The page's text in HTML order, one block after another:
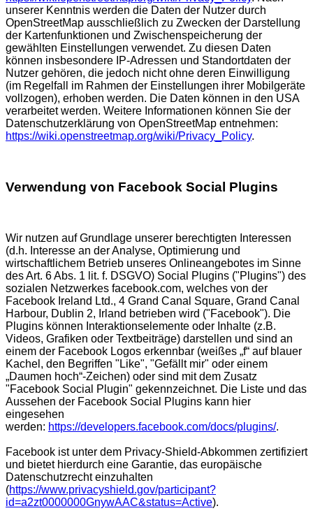
unserer Kenntnis werden die Daten der Nutzer durch
OpenStreetMap ausschließlich zu Zwecken der Darstellung
der Kartenfunktionen und Zwischenspeicherung der
gewählten Einstellungen verwendet. Zu diesen Daten
können insbesondere IP-Adressen und Standortdaten der
Nutzer gehören, die jedoch nicht ohne deren Einwilligung
(im Regelfall im Rahmen der Einstellungen ihrer Mobilgeräte
vollzogen), erhoben werden. Die Daten können in den USA
verarbeitet werden. Weitere Informationen können Sie der
Datenschutzerklärung von OpenStreetMap entnehmen:
https://wiki.openstreetmap.org/wiki/Privacy_Policy.
Verwendung von Facebook Social Plugins
Wir nutzen auf Grundlage unserer berechtigten Interessen
(d.h. Interesse an der Analyse, Optimierung und
wirtschaftlichem Betrieb unseres Onlineangebotes im Sinne
des Art. 6 Abs. 1 lit. f. DSGVO) Social Plugins ("Plugins") des
sozialen Netzwerkes facebook.com, welches von der
Facebook Ireland Ltd., 4 Grand Canal Square, Grand Canal
Harbour, Dublin 2, Irland betrieben wird ("Facebook"). Die
Plugins können Interaktionselemente oder Inhalte (z.B.
Videos, Grafiken oder Textbeiträge) darstellen und sind an
einem der Facebook Logos erkennbar (weißes „f“ auf blauer
Kachel, den Begriffen "Like", "Gefällt mir" oder einem
„Daumen hoch“-Zeichen) oder sind mit dem Zusatz
"Facebook Social Plugin" gekennzeichnet. Die Liste und das
Aussehen der Facebook Social Plugins kann hier
eingesehen
werden: https://developers.facebook.com/docs/plugins/.
Facebook ist unter dem Privacy-Shield-Abkommen zertifiziert
und bietet hierdurch eine Garantie, das europäische
Datenschutzrecht einzuhalten
(https://www.privacyshield.gov/participant?
id=a2zt0000000GnywAAC&status=Active).